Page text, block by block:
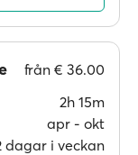
från € 36.00
2h 15m
apr ‐ okt
dagar i veckan